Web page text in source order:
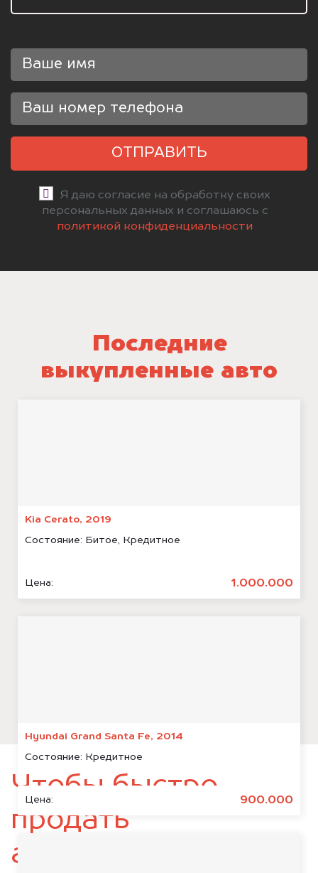
ОТПРАВИТЬ
Я даю согласие на обработку своих
персональных данных и соглашаюсь с
политикой конфиденциальности
Последние
выкупленные авто
Kia Cerato, 2019
Состояние: Битое, Кредитное
Цена: 1.000.000
Hyundai Grand Santa Fe, 2014
Состояние: Кредитное
Цена: 900.000
Чтобы быстро
продать
автомобиль,